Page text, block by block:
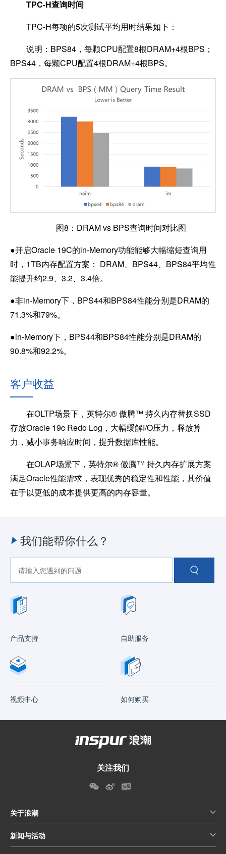
TPC-H查询时间
TPC-H每项的5次测试平均用时结果如下：
说明：BPS84，每颗CPU配置8根DRAM+4根BPS；
BPS44，每颗CPU配置4根DRAM+4根BPS。
图8：DRAM vs BPS查询时间对比图
●开启Oracle 19C的in-Memory功能能够大幅缩短查询用
时，1TB内存配置方案： DRAM、BPS44、BPS84平均性
能提升约2.9、3.2、3.4倍。
●非in-Memory下，BPS44和BPS84性能分别是DRAM的
71.3%和79%。
●in-Memory下，BPS44和BPS84性能分别是DRAM的
90.8%和92.2%。
客户收益
在OLTP场景下，英特尔® 傲腾™ 持久内存替换SSD
存放Oracle 19c Redo Log，大幅缓解I/O压力，释放算
力，减小事务响应时间，提升数据库性能。
在OLAP场景下，英特尔® 傲腾™ 持久内存扩展方案
满足Oracle性能需求，表现优秀的稳定性和性能，其价值
在于以更低的成本提供更高的内存容量。
我们能帮你什么？
产品支持 自助服务
视频中心 如何购买
关注我们
关于浪潮
新闻与活动